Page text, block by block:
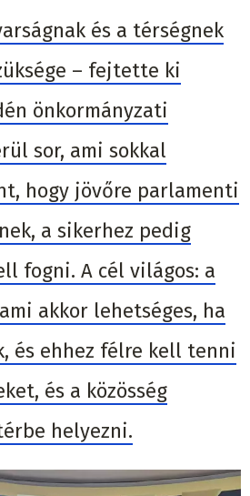
és a térségnek
– fejtette ki
önkormányzati
sor, ami sokkal
hogy jövőre parlamenti
a sikerhez pedig
fogni. A cél világos: a
akkor lehetséges, ha
és ehhez félre kell tenni
és a közösség
helyezni.